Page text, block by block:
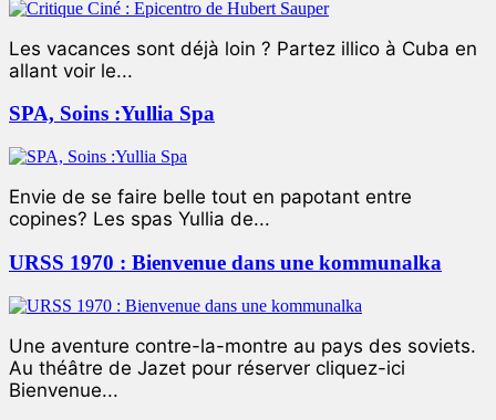
Les vacances sont déjà loin ? Partez illico à Cuba en
allant voir le...
SPA, Soins :Yullia Spa
Envie de se faire belle tout en papotant entre
copines? Les spas Yullia de...
URSS 1970 : Bienvenue dans une kommunalka
Une aventure contre-la-montre au pays des soviets.
Au théâtre de Jazet pour réserver cliquez-ici
Bienvenue...